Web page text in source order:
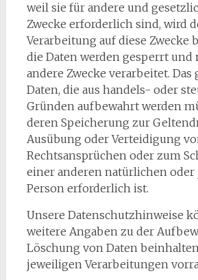
weil sie für andere und
Zwecke erforderlich sind, wird
Verarbeitung auf diese Zwecke
die Daten werden gesperrt
andere Zwecke verarbeitet. Das
Daten, die aus handels- oder
Gründen aufbewahrt werden
deren Speicherung zur
Ausübung oder Verteidigung
Rechtsansprüchen oder zum
einer anderen natürlichen
Person erforderlich ist.
Unsere Datenschutzhinweise
weitere Angaben zu der
Löschung von Daten
jeweiligen Verarbeitungen